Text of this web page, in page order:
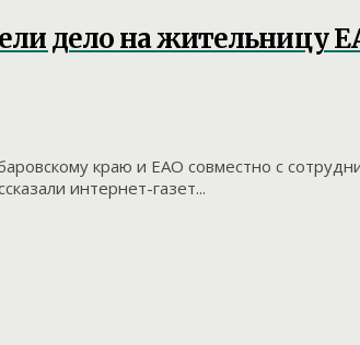
дело на жительницу
краю и ЕАО совместно с
интернет-газет...